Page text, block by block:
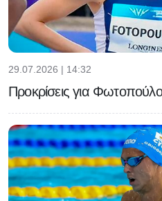
29.07.2026 | 14:32
Προκρίσεις για